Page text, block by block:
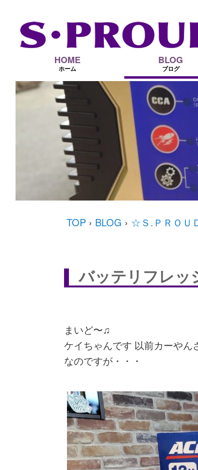
HOME
ホーム
BLOG
ブログ
TOP › BLOG › ☆Ｓ.ＰＲＯＵ
バッテリフレッ
まいど〜♫
ケイちゃんです 以前カーやん
なのですが・・・